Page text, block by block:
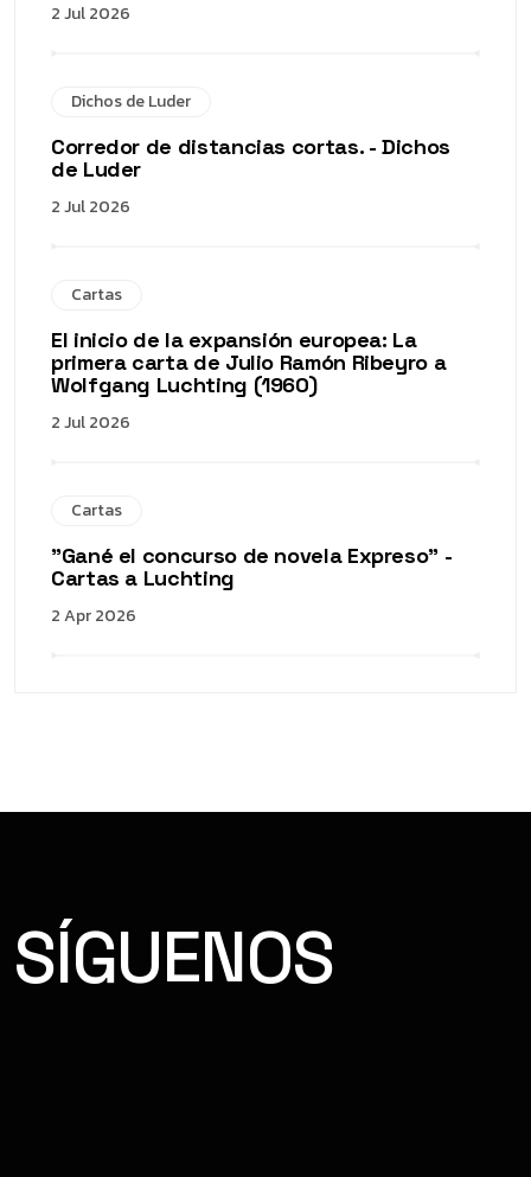
2 Jul 2026
Dichos de Luder
Corredor de distancias cortas. - Dichos
de Luder
2 Jul 2026
Cartas
El inicio de la expansión europea: La
primera carta de Julio Ramón Ribeyro a
Wolfgang Luchting (1960)
2 Jul 2026
Cartas
"Gané el concurso de novela Expreso" -
Cartas a Luchting
2 Apr 2026
SÍGUENOS